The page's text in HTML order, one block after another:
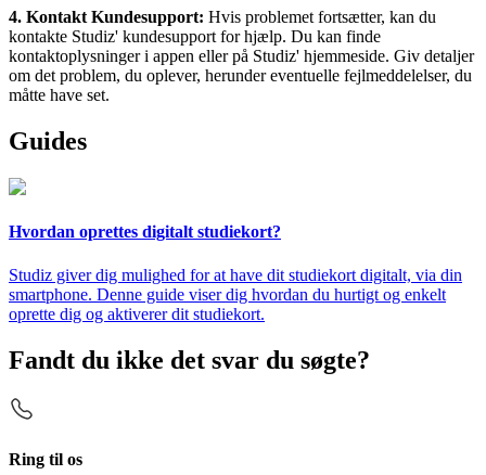
4. Kontakt Kundesupport: Hvis problemet fortsætter, kan du
kontakte Studiz' kundesupport for hjælp. Du kan finde
kontaktoplysninger i appen eller på Studiz' hjemmeside. Giv detaljer
om det problem, du oplever, herunder eventuelle fejlmeddelelser, du
måtte have set.
Guides
Hvordan oprettes digitalt studiekort?
Studiz giver dig mulighed for at have dit studiekort digitalt, via din
smartphone. Denne guide viser dig hvordan du hurtigt og enkelt
oprette dig og aktiverer dit studiekort.
Fandt du ikke det svar du søgte?
Ring til os